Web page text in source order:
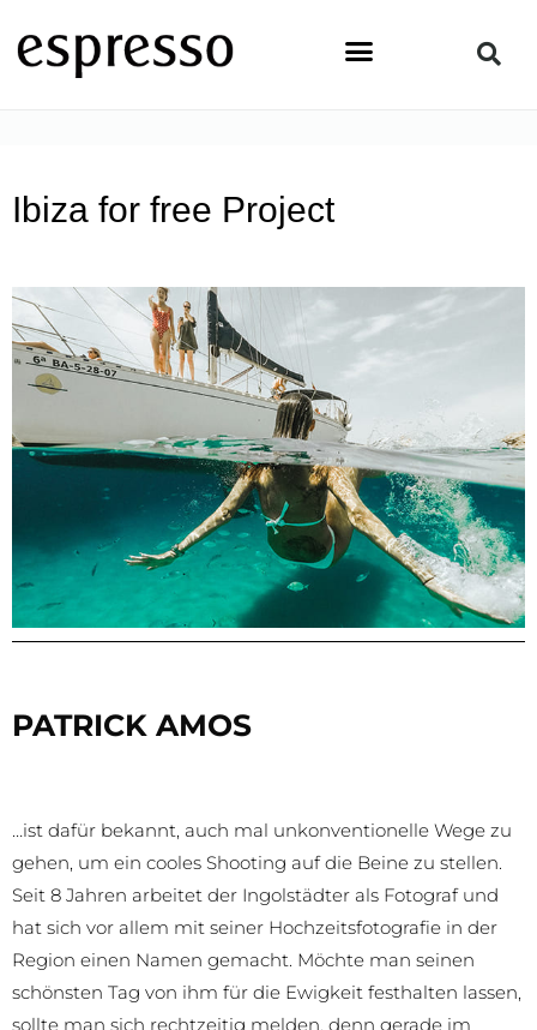
Inhalt
springen
Ibiza for free Project
PATRICK AMOS
…ist dafür bekannt, auch mal unkonventionelle Wege zu
gehen, um ein cooles Shooting auf die Beine zu stellen.
Seit 8 Jahren arbeitet der Ingolstädter als Fotograf und
hat sich vor allem mit seiner Hochzeitsfotografie in der
Region einen Namen gemacht. Möchte man seinen
schönsten Tag von ihm für die Ewigkeit festhalten lassen,
sollte man sich rechtzeitig melden, denn gerade im